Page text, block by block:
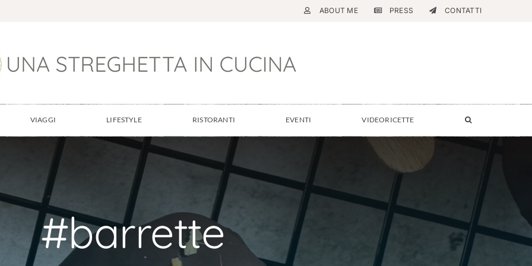
ABOUT ME PRESS CONTATTI
VIAGGI LIFESTYLE RISTORANTI EVENTI VIDEORICETTE
#barrette